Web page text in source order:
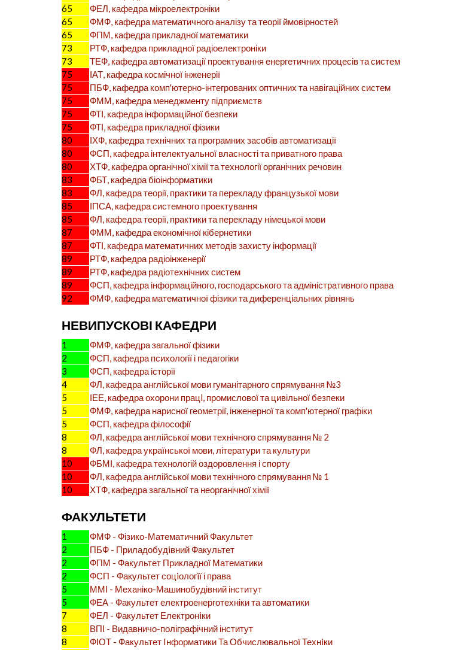
65
ФЕЛ, кафедра мікроелектроніки
65
ФМФ, кафедра математичного аналізу та теорії ймовірностей
65
ФПМ, кафедра прикладної математики
73
РТФ, кафедра прикладної радіоелектроніки
73
ТЕФ, кафедра автоматизації проектування енергетичних процесів та систем
75
ІАТ, кафедра космічної інженерії
75
ПБФ, кафедра комп'ютерно-інтегрованих оптичних та навігаційних систем
75
ФММ, кафедра менеджменту підприємств
75
ФТІ, кафедра інформаційної безпеки
75
ФТІ, кафедра прикладної фізики
80
ІХФ, кафедра технічних та програмних засобів автоматизації
80
ФСП, кафедра інтелектуальної власності та приватного права
80
ХТФ, кафедра органічної хімії та технології органічних речовин
83
ФБТ, кафедра біоінформатики
83
ФЛ, кафедра теорії, практики та перекладу французької мови
85
ІПСА, кафедра системного проектування
85
ФЛ, кафедра теорії, практики та перекладу німецької мови
87
ФММ, кафедра економічної кібернетики
87
ФТІ, кафедра математичних методів захисту інформації
89
РТФ, кафедра радіоінженерії
89
РТФ, кафедра радіотехнічних систем
89
ФСП, кафедра інформаційного, господарського та адміністративного права
92
ФМФ, кафедра математичної фізики та диференціальних рівнянь
НЕВИПУСКОВІ КАФЕДРИ
1
ФМФ, кафедра загальної фізики
2
ФСП, кафедра психології і педагогіки
3
ФСП, кафедра історії
4
ФЛ, кафедра англійської мови гуманітарного спрямування №3
5
ІЕЕ, кафедра охорони працi, промислової та цивільної безпеки
5
ФМФ, кафедра нарисної геометрії, інженерної та комп'ютерної графіки
5
ФСП, кафедра філософії
8
ФЛ, кафедра англійської мови технічного спрямування № 2
8
ФЛ, кафедра української мови, літератури та культури
10
ФБМІ, кафедра технологій оздоровлення і спорту
10
ФЛ, кафедра англійської мови технічного спрямування № 1
10
ХТФ, кафедра загальної та неорганічної хімії
ФАКУЛЬТЕТИ
1
ФМФ - Фізико-Математичний Факультет
2
ПБФ - Приладобудiвний Факультет
2
ФПМ - Факультет Прикладної Математики
2
ФСП - Факультет соцiологiї і права
5
ММІ - Механіко-Машинобудівний інститут
5
ФЕА - Факультет електроенерготехніки та автоматики
7
ФЕЛ - Факультет Електронiки
8
ВПІ - Видавничо-поліграфічний інститут
8
ФІОТ - Факультет Iнформатики Та Обчислювальної Технiки